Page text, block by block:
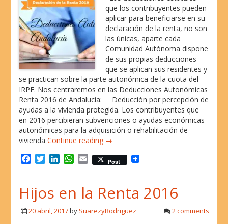
que los contribuyentes pueden
aplicar para beneficiarse en su
declaración de la renta, no son
las únicas, aparte cada
Comunidad Autónoma dispone
de sus propias deducciones
que se aplican sus residentes y
se practican sobre la parte autonómica de la cuota del
IRPF. Nos centraremos en las Deducciones Autonómicas
Renta 2016 de Andalucía: Deducción por percepción de
ayudas a la vivienda protegida. Los contribuyentes que
en 2016 percibieran subvenciones o ayudas económicas
autonómicas para la adquisición o rehabilitación de
viviendaContinue reading →
e
b
o
o
T
t
t
e
r
k
e
d
I
W
t
s
A
p
E
i
l
Post
Hijos en la Renta 2016
20 abril, 2017by SuarezyRodriguez 2 comments